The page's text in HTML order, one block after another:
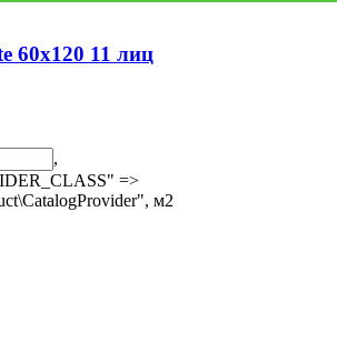
60x120 11 лиц
,
=>
м2